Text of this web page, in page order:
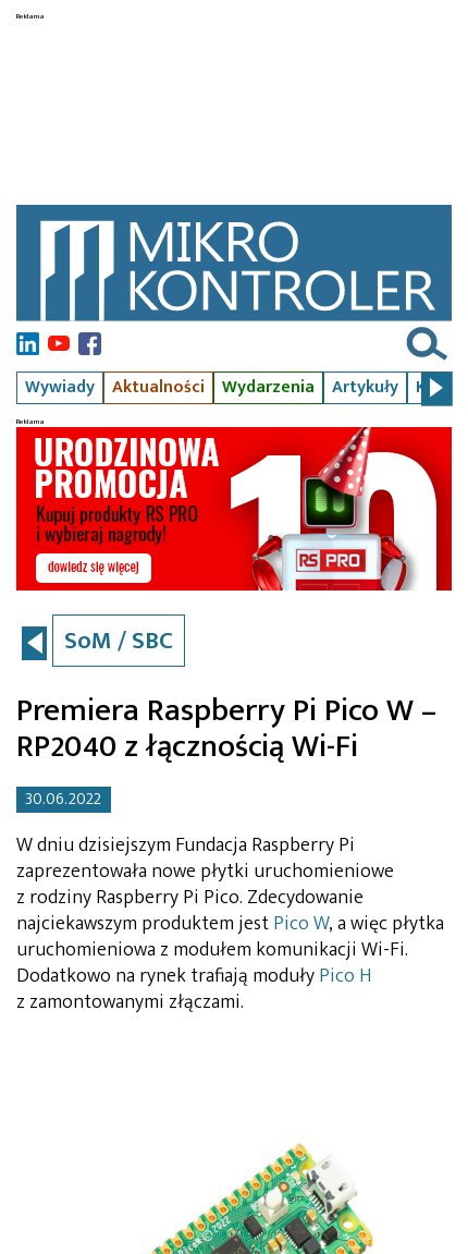
Wywiady Aktualności Wydarzenia Artykuły Kursy
SoM / SBC
Premiera Raspberry Pi Pico W –
RP2040 z łącznością Wi-Fi
30.06.2022
W dniu dzisiejszym Fundacja Raspberry Pi
zaprezentowała nowe płytki uruchomieniowe
z rodziny Raspberry Pi Pico. Zdecydowanie
najciekawszym produktem jestPico W, a więc płytka
uruchomieniowa z modułem komunikacji Wi-Fi.
Dodatkowo na rynek trafiają modułyPico H
z zamontowanymi złączami.